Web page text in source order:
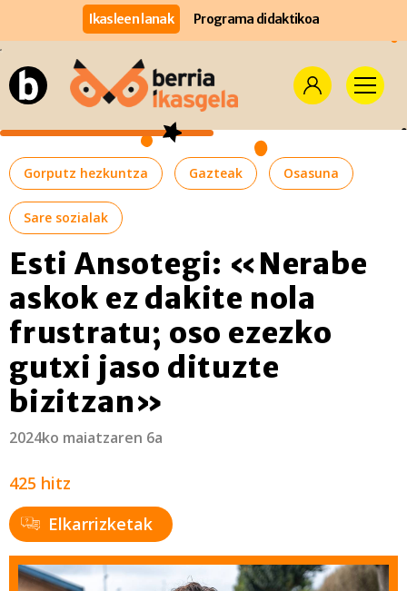
Ikasleen lanak Programa didaktikoa
Gorputz hezkuntza Gazteak Osasuna
Sare sozialak
Esti Ansotegi: «Nerabe
askok ez dakite nola
frustratu; oso ezezko
gutxi jaso dituzte
bizitzan»
2024ko maiatzaren 6a
425 hitz
Elkarrizketak